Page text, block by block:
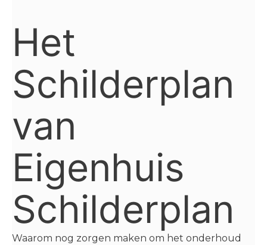
Het
Schilderplan
van
Eigenhuis
Schilderplan
Waarom nog zorgen maken om het onderhoud